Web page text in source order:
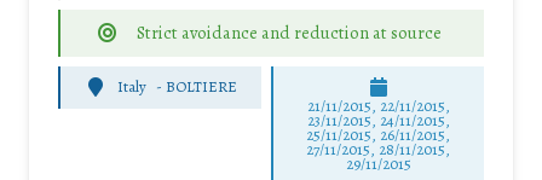
Strict avoidance and reduction at source
Italy - BOLTIERE
21/11/2015, 22/11/2015,
23/11/2015, 24/11/2015,
25/11/2015, 26/11/2015,
27/11/2015, 28/11/2015,
29/11/2015